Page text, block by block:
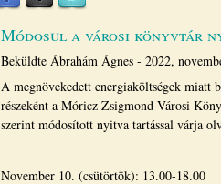
Módosul a városi könyvtár
Beküldte Ábrahám Ágnes - 2022,
A megnövekedett energiaköltségek miatt
részeként a Móricz Zsigmond Városi
szerint módosított nyitva tartással várja
November 10. (csütörtök): 13.00-18.00